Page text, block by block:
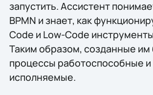
запустить. Ассистент
BPMN и знает, как
Code и Low-Code
Таким образом, созданные им
процессы работоспособные и
исполняемые.